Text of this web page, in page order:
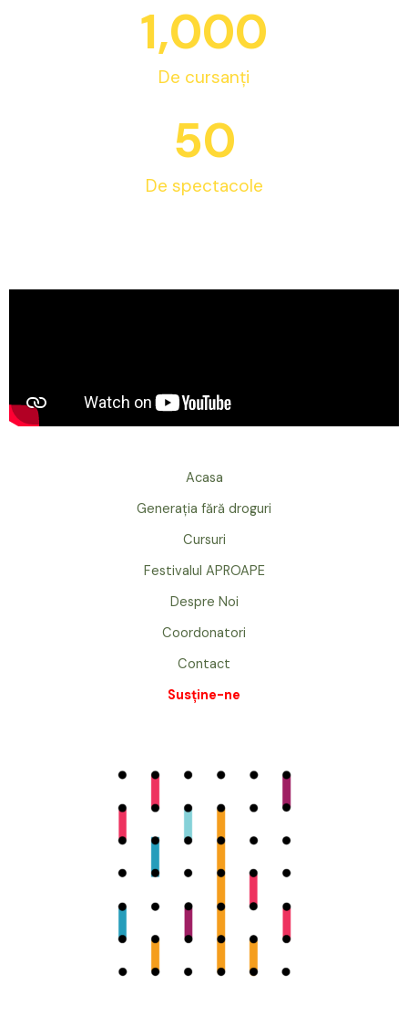
De cursanți
1,000
De spectacole
50
Acasa
Generația fără droguri
Cursuri
Festivalul APROAPE
Despre Noi
Coordonatori
Contact
Susține-ne